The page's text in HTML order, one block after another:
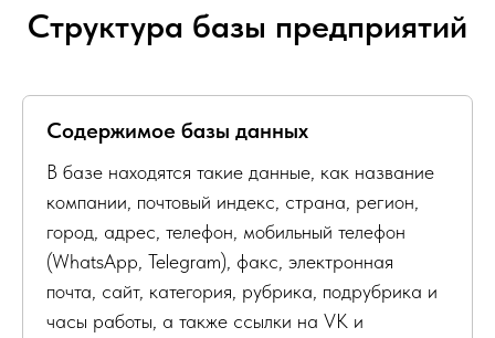
Структура базы предприятий
Содержимое базы данных
В базе находятся такие данные, как название
компании, почтовый индекс, страна, регион,
город, адрес, телефон, мобильный телефон
(WhatsApp, Telegram), факс, электронная
почта, сайт, категория, рубрика, подрубрика и
часы работы, а также ссылки на VK и